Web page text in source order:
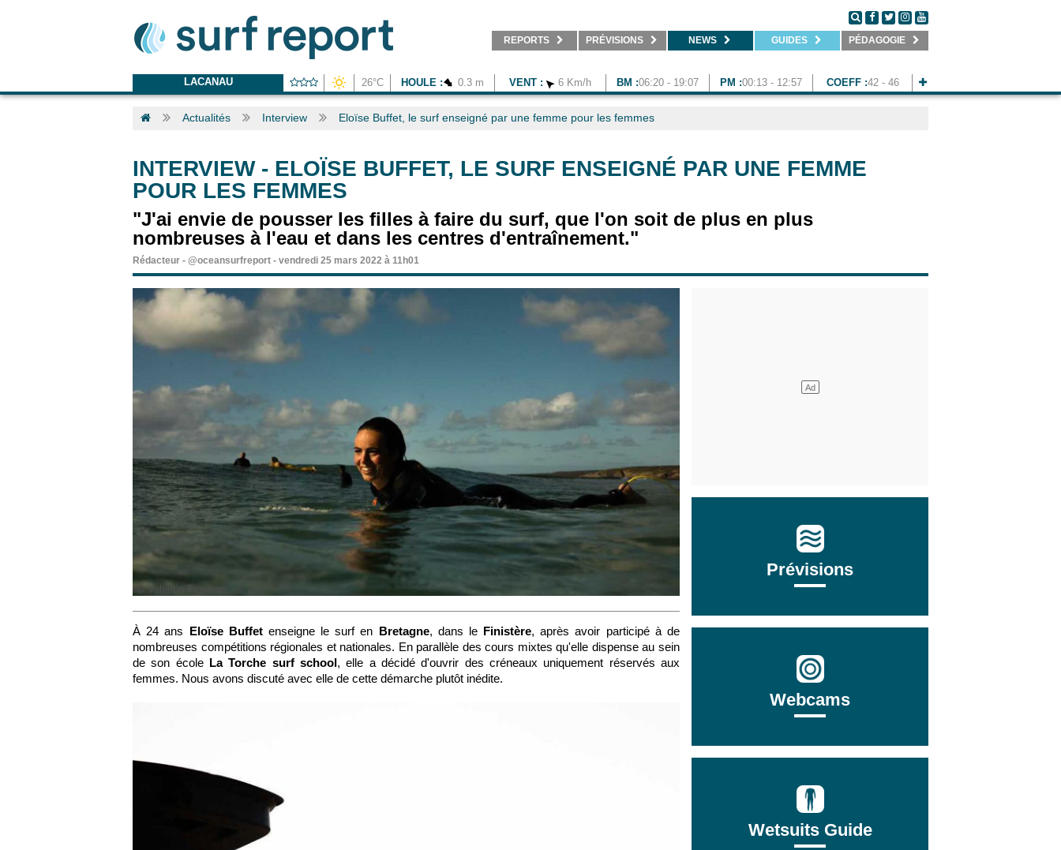
REPORTS PRÉVISIONS NEWS GUIDES PÉDAGOGIE
LACANAU 26°C HOULE : 0.3 m VENT : 6 Km/h BM :06:20 - 19:07 PM :00:13 - 12:57 COEFF :42 - 46
Actualités Interview Eloïse Buffet, le surf enseigné par une femme pour les femmes
INTERVIEW- ELOÏSE BUFFET, LE SURF ENSEIGNÉ PAR UNE FEMME
POUR LES FEMMES
"J'ai envie de pousser les filles à faire du surf, que l'on soit de plus en plus
nombreuses à l'eau et dans les centres d'entraînement."
Rédacteur - @oceansurfreport - vendredi 25 mars 2022 à 11h01
© Valentin Figueras
À 24 ans Eloïse Buffetenseigne le surf en Bretagne, dans le Finistère, après avoir participé à de
nombreuses compétitions régionales et nationales. En parallèle des cours mixtes qu'elle dispense au sein
de son école La Torche surf school, elle a décidé d'ouvrir des créneaux uniquement réservés aux
femmes. Nous avons discuté avec elle de cette démarche plutôt inédite.
Prévisions
Webcams
Wetsuits Guide